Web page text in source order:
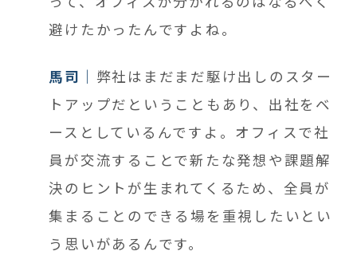
避けたかったんですよね。
馬司
弊社はまだまだ駆け出しのスター
トアップだということもあり、出社をベ
ースとしているんですよ。オフィスで社
員が交流することで新たな発想や課題解
決のヒントが生まれてくるため、全員が
集まることのできる 場を重視したいとい
う思いがあるんです。